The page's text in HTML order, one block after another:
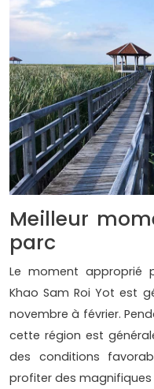
Meilleur
parc
Le moment approprié
Khao Sam Roi Yot est
novembre à février.
cette région est
des conditions
profiter des magnifiques